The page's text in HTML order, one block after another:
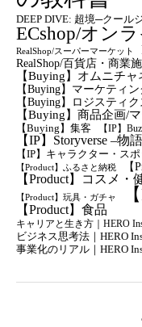
DEEP DIVE: 超境─クール
ECshop/オン
RealShop/スーパーマーケット
RealShop/百貨店・商業
【Buying】オムニチ
【Buying】マーケティ
【buying】ロジスティク
【Buying】商品企画/
【Buying】集客 【IP】
【IP】Storyverse –
【IP】キャラクター・スポ
【Product】ふるさと納税 【
【Product】コスメ・
【Product】玩具・ガチャ
【Product】食品
キャリアと生き方｜HERO
ビジネス思考法｜HERO
事業化のリアル｜HERO